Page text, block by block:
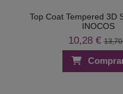
Top Coat Tempered 3D
INOCOS
10,28 €